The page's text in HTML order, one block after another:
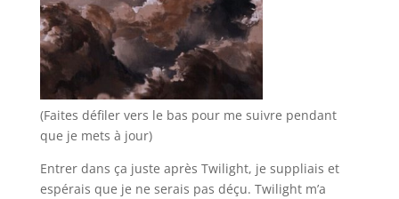
(Faites défiler vers le bas pour me suivre pendant
que je mets à jour)
Entrer dans ça juste après Twilight, je suppliais et
espérais que je ne serais pas déçu. Twilight m’a